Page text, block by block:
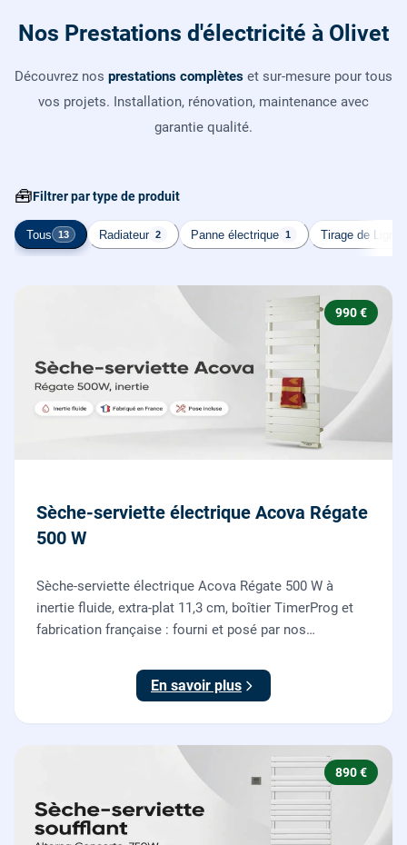
Nos Prestations d'électricité à Olivet
Découvrez nos prestations complètes et sur-mesure pour tous
vos projets. Installation, rénovation, maintenance avec
garantie qualité.
🧰Filtrer par type de produit
Tous 13 Radiateur 2 Panne électrique 1 Tirage de Ligne
990 €
Sèche-serviette électrique Acova Régate
500 W
Sèche-serviette électrique Acova Régate 500 W à
inertie fluide, extra-plat 11,3 cm, boîtier TimerProg et
fabrication française : fourni et posé par nos
En savoir plus
890 €